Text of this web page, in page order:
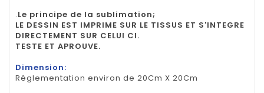
.Le principe de la sublimation;
LE DESSIN EST IMPRIME SUR LE TISSUS ET S'INTEGRE
DIRECTEMENT SUR CELUI CI.
TESTE ET APROUVE.
Dimension:
Réglementation environ de 20Cm X 20Cm